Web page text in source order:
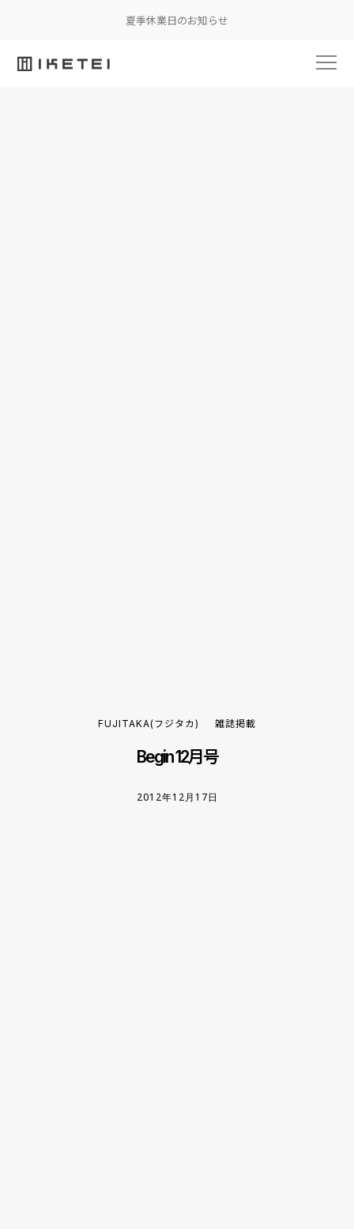
夏季休業日のお知らせ
FUJITAKA(フジタカ) 雑誌掲載
Begin 12月号
2012年12月17日